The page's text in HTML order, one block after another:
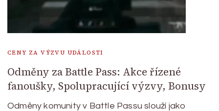
CENY ZA VÝZVU UDÁLOSTI
Odměny za Battle Pass: Akce řízené
fanoušky, Spolupracující výzvy, Bonusy
Odměny komunity v Battle Passu slouží jako